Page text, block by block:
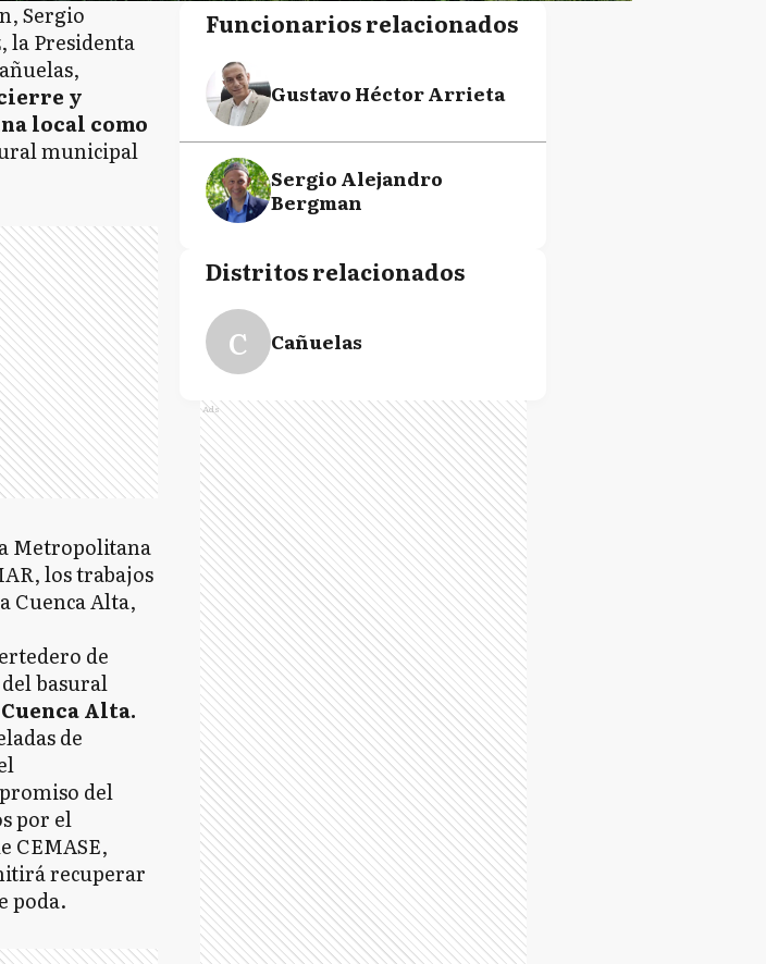
Sergio
la Presidenta
y
local como
municipal
Metropolitana
los trabajos
Cuenca Alta,
de
basural
Alta.
de
del
por el
CEMASE,
recuperar
poda.
Funcionarios relacionados
Gustavo Héctor Arrieta
Sergio Alejandro
Bergman
Distritos relacionados
C Cañuelas
Ads